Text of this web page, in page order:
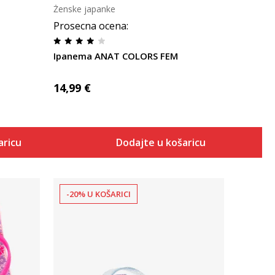
Prosecna ocena:
Ipanema ANAT COLORS FEM
Ženske japanke
14,99 €
Dodajte u košaricu
-20% U KOŠARICI